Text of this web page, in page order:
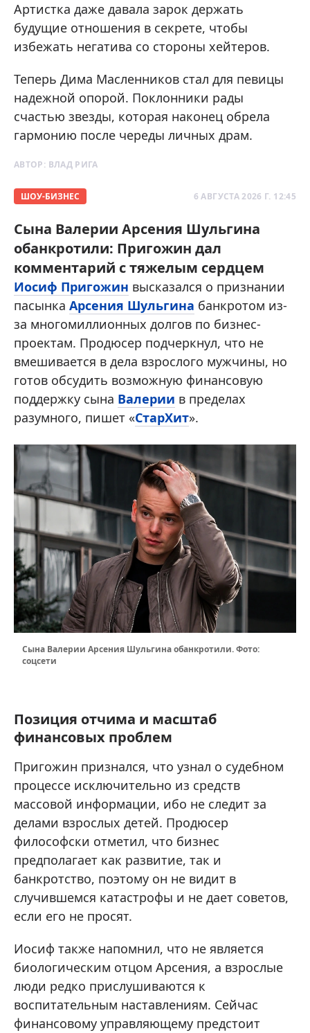
Артистка даже давала зарок держать
будущие отношения в секрете, чтобы
избежать негатива со стороны хейтеров.
Теперь Дима Масленников стал для певицы
надежной опорой. Поклонники рады
счастью звезды, которая наконец обрела
гармонию после череды личных драм.
АВТОР: ВЛАД РИГА
ШОУ-БИЗНЕС 6 АВГУСТА 2026 Г. 12:45
Сына Валерии Арсения Шульгина
обанкротили: Пригожин дал
комментарий с тяжелым сердцем
Иосиф Пригожин высказался о признании
пасынка Арсения Шульгина банкротом из-
за многомиллионных долгов по бизнес-
проектам. Продюсер подчеркнул, что не
вмешивается в дела взрослого мужчины, но
готов обсудить возможную финансовую
поддержку сына Валерии в пределах
разумного, пишет «СтарХит».
Сына Валерии Арсения Шульгина обанкротили. Фото:
соцсети
Позиция отчима и масштаб
финансовых проблем
Пригожин признался, что узнал о судебном
процессе исключительно из средств
массовой информации, ибо не следит за
делами взрослых детей. Продюсер
философски отметил, что бизнес
предполагает как развитие, так и
банкротство, поэтому он не видит в
случившемся катастрофы и не дает советов,
если его не просят.
Иосиф также напомнил, что не является
биологическим отцом Арсения, а взрослые
люди редко прислушиваются к
воспитательным наставлениям. Сейчас
финансовому управляющему предстоит